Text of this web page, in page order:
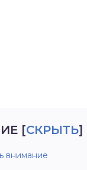
[СКРЫТЬ]
внимание